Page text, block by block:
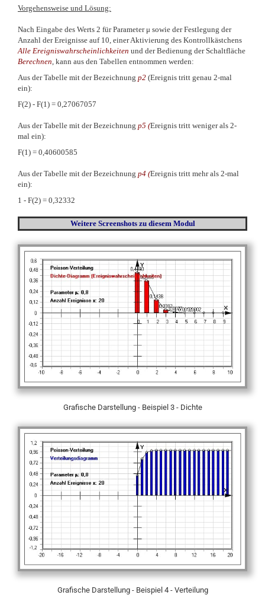
Vorgehensweise und Lösung:
Nach Eingabe des Werts 2 für Parameter μ sowie der Festlegung der
Anzahl der Ereignisse auf 10 , einer Aktivierung des Kontrollkästchens
Alle Ereigniswahrscheinlichkeiten und der Bedienung der Schaltfläche
Berechnen , kann aus den Tabellen entnommen werden:
Aus der Tabelle mit der Bezeichnung p2 (Ereignis tritt genau 2-mal
ein):
F(2) - F(1) = 0,27067057
Aus der Tabelle mit der Bezeichnung p5 (Ereignis tritt weniger als 2-
mal ein):
F(1) = 0,40600585
Aus der Tabelle mit der Bezeichnung p4 (Ereignis tritt mehr als 2-mal
ein):
1 - F(2) = 0,32332
Weitere Screenshots zu diesem Modul
Grafische Darstellung - Beispiel 3 - Dichte
Grafische Darstellung - Beispiel 4 - Verteilung